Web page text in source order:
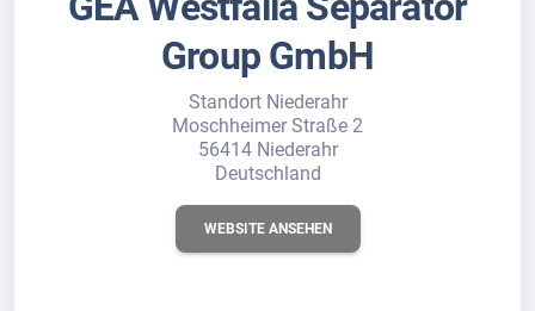
Group GmbH
Standort Niederahr
Moschheimer Straße 2
56414 Niederahr
Deutschland
WEBSITE ANSEHEN